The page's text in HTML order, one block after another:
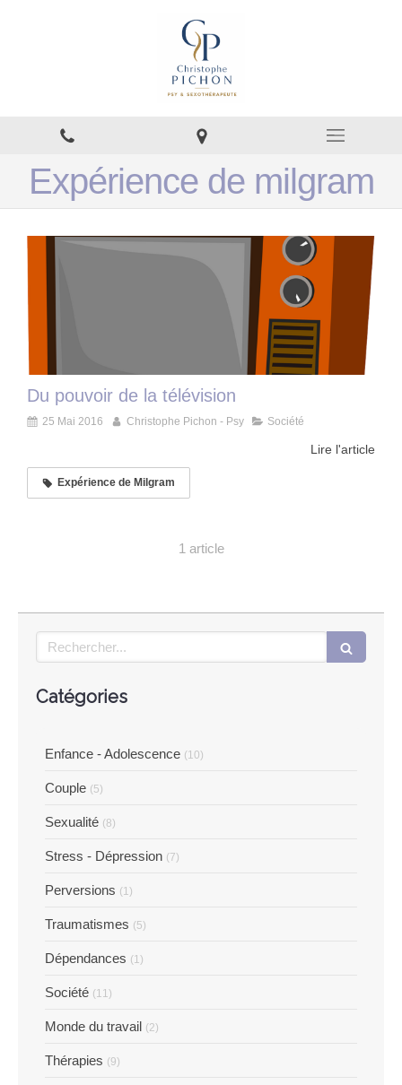
Expérience de milgram
Du pouvoir de la télévision
25 Mai 2016 Christophe Pichon - Psy Société
Lire l'article
Expérience de Milgram
1 article
Rechercher
Catégories
Enfance - Adolescence (10)
Couple (5)
Sexualité (8)
Stress - Dépression (7)
Perversions (1)
Traumatismes (5)
Dépendances (1)
Société (11)
Monde du travail (2)
Thérapies (9)